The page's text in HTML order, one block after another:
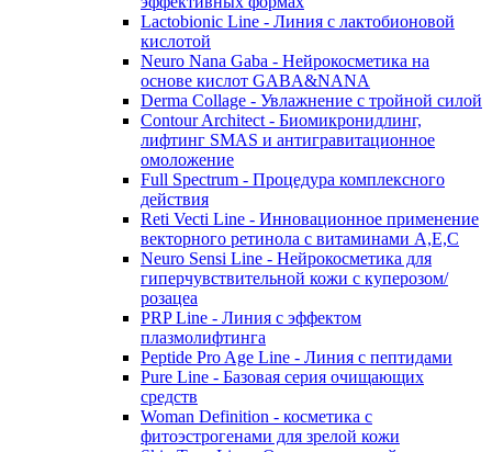
Lactobionic Line - Линия с лактобионовой
кислотой
Neuro Nana Gaba - Нейрокосметика на
основе кислот GABA&NANA
Derma Collage - Увлажнение с тройной силой
Contour Architect - Биомикронидлинг,
лифтинг SMAS и антигравитационное
омоложение
Full Spectrum - Процедура комплексного
действия
Reti Vecti Line - Инновационное применение
векторного ретинола с витаминами A,Е,С
Neuro Sensi Line - Нейрокосметика для
гиперчувствительной кожи с куперозом/
розацеа
PRP Line - Линия с эффектом
плазмолифтинга
Peptide Pro Age Line - Линия с пептидами
Pure Line - Базовая серия очищающих
средств
Woman Definition - косметика с
фитоэстрогенами для зрелой кожи